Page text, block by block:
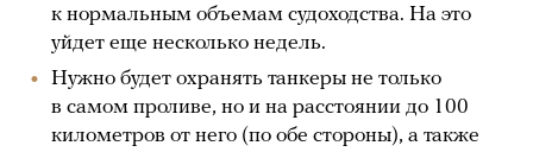
к нормальным объемам судоходства. На это
уйдет еще несколько недель.
Нужно будет охранять танкеры не только
в самом проливе, но и на расстоянии до 100
километров от него (по обе стороны), а также